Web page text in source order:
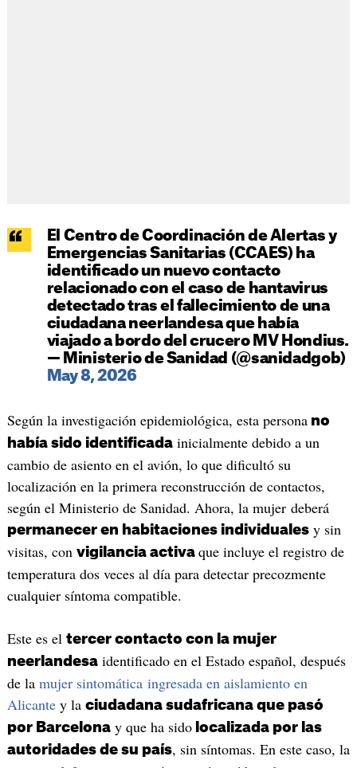
El Centro de Coordinación de Alertas y
Emergencias Sanitarias (CCAES) ha
identificado un nuevo contacto
relacionado con el caso de hantavirus
detectado tras el fallecimiento de una
ciudadana neerlandesa que había
viajado a bordo del crucero MV Hondius.
— Ministerio de Sanidad (@sanidadgob)
May 8, 2026
Según la investigación epidemiológica, esta personano
había sido identificadainicialmente debido a un
cambio de asiento en el avión, lo que dificultó su
localización en la primera reconstrucción de contactos,
según el Ministerio de Sanidad. Ahora, la mujer deberá
permanecer en habitaciones individualesy sin
visitas, con vigilancia activa que incluye el registro de
temperatura dos veces al día para detectar precozmente
cualquier síntoma compatible.
Este es el tercer contacto con la mujer
neerlandesaidentificado en el Estado español, después
de la mujer sintomática ingresada en aislamiento en
Alicantey la ciudadana sudafricana que pasó
por Barcelonay que ha sidolocalizada por las
autoridades de su país, sin síntomas. En este caso, la